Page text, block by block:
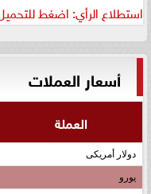
استطلاع الرأي: اضغط
أسعار العملات
العملة
دولار أمريكى
يورو